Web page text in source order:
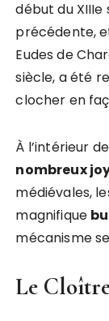
début du XIIIe
précédente,
Eudes de
siècle, a été
clocher en
À l’intérieur
nombreux
médiévales,
magnifique
mécanisme
Le